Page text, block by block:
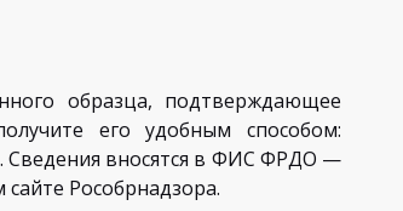
образца, подтверждающее
его удобным способом:
Сведения вносятся в ФИС ФРДО —
Рособрнадзора.